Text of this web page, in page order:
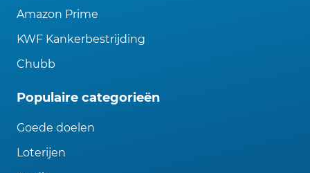
Amazon Prime
KWF Kankerbestrijding
Chubb
Populaire categorieën
Goede doelen
Loterijen